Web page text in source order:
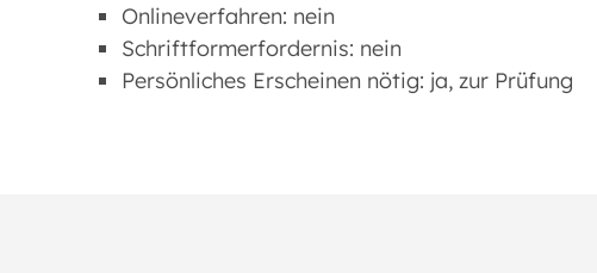
Onlineverfahren: nein
Schriftformerfordernis: nein
Persönliches Erscheinen nötig: ja, zur Prüfung